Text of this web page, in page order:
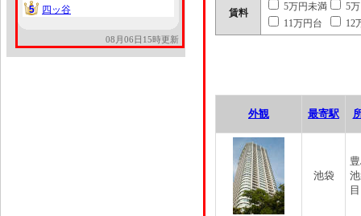
5
5 四ッ谷
08月06日15時更新
賃料
5万円未満
5
11万円台
12
外観 最寄駅
池袋
目